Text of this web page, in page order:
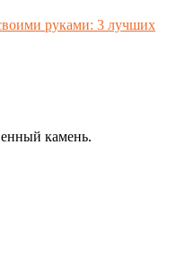
руками: 3 лучших
камень.